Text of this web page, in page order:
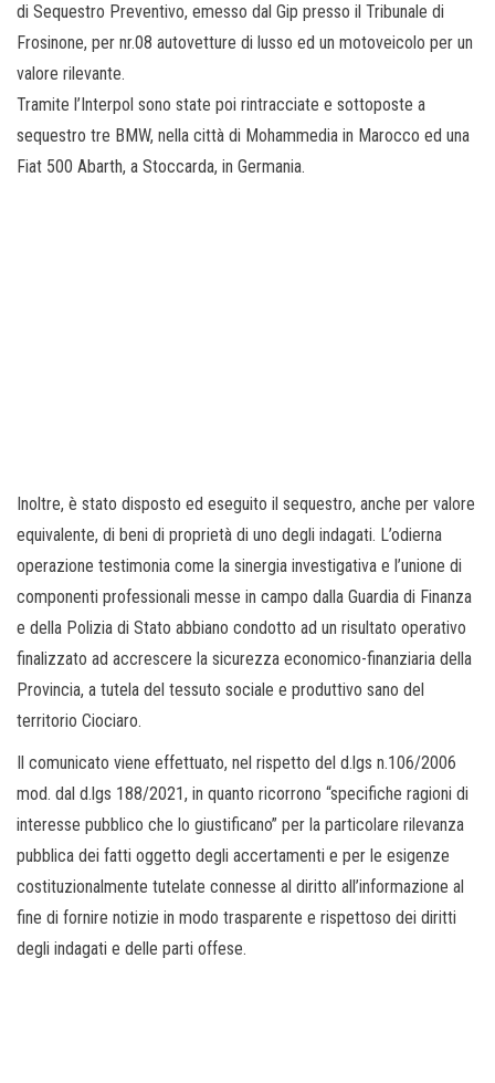
di Sequestro Preventivo, emesso dal Gip presso il Tribunale di
Frosinone, per nr.08 autovetture di lusso ed un motoveicolo per un
valore rilevante.
Tramite l’Interpol sono state poi rintracciate e sottoposte a
sequestro tre BMW, nella città di Mohammedia in Marocco ed una
Fiat 500 Abarth, a Stoccarda, in Germania.
Inoltre, è stato disposto ed eseguito il sequestro, anche per valore
equivalente, di beni di proprietà di uno degli indagati. L’odierna
operazione testimonia come la sinergia investigativa e l’unione di
componenti professionali messe in campo dalla Guardia di Finanza
e della Polizia di Stato abbiano condotto ad un risultato operativo
finalizzato ad accrescere la sicurezza economico-finanziaria della
Provincia, a tutela del tessuto sociale e produttivo sano del
territorio Ciociaro.
Il comunicato viene effettuato, nel rispetto del d.lgs n.106/2006
mod. dal d.lgs 188/2021, in quanto ricorrono “specifiche ragioni di
interesse pubblico che lo giustificano” per la particolare rilevanza
pubblica dei fatti oggetto degli accertamenti e per le esigenze
costituzionalmente tutelate connesse al diritto all’informazione al
fine di fornire notizie in modo trasparente e rispettoso dei diritti
degli indagati e delle parti offese.